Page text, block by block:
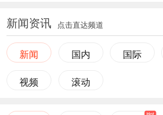
新闻资讯 点击直达频道
新闻 国内 国际
视频 滚动